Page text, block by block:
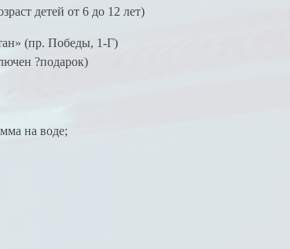
детей от 6 до 12 лет)
(пр. Победы, 1-Г)
?подарок)
на воде;